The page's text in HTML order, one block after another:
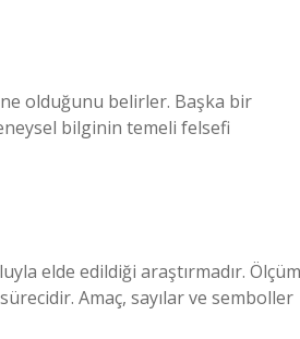
olduğunu belirler. Başka bir
bilginin temeli felsefi
elde edildiği araştırmadır.
Amaç, sayılar ve semboller